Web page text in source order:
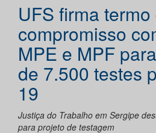
UFS firma termo
compromisso
MPE e MPF
de 7.500 testes
19
Justiça do Trabalho em Sergipe
para projeto de testagem